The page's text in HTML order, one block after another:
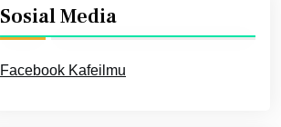
Sosial Media
Facebook Kafeilmu